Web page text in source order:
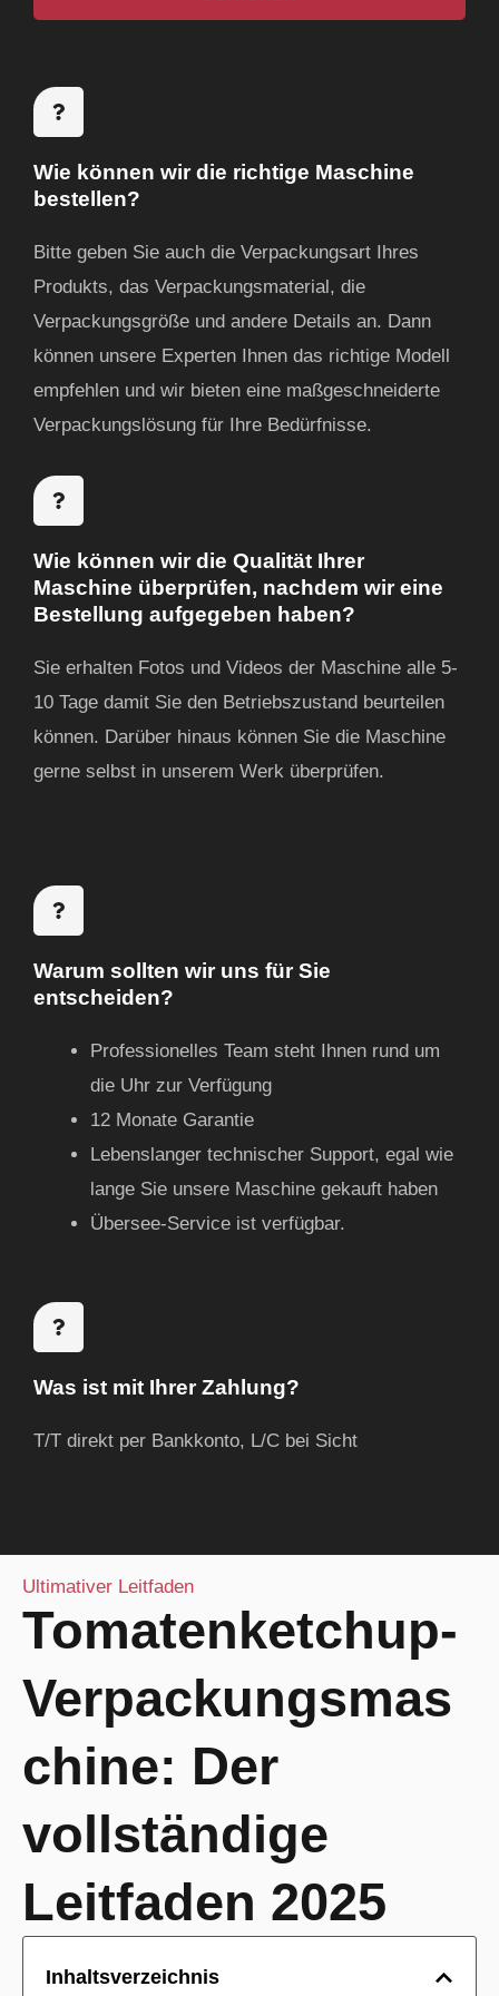
m
n
t
h
t
Wie können wir die richtige Maschine
bestellen?
Bitte geben Sie auch die Verpackungsart Ihres
Produkts, das Verpackungsmaterial, die
Verpackungsgröße und andere Details an. Dann
können unsere Experten Ihnen das richtige Modell
empfehlen und wir bieten eine maßgeschneiderte
Verpackungslösung für Ihre Bedürfnisse.
Wie können wir die Qualität Ihrer
Maschine überprüfen, nachdem wir eine
Bestellung aufgegeben haben?
Sie erhalten Fotos und Videos der Maschine alle 5-
10 Tage damit Sie den Betriebszustand beurteilen
können. Darüber hinaus können Sie die Maschine
gerne selbst in unserem Werk überprüfen.
Warum sollten wir uns für Sie
entscheiden?
Professionelles Team steht Ihnen rund um
die Uhr zur Verfügung
12 Monate Garantie
Lebenslanger technischer Support, egal wie
lange Sie unsere Maschine gekauft haben
Übersee-Service ist verfügbar.
Was ist mit Ihrer Zahlung?
T/T direkt per Bankkonto, L/C bei Sicht
Ultimativer Leitfaden
Tomatenketchup-
Verpackungsmas
chine: Der
vollständige
Leitfaden 2025
Inhaltsverzeichnis